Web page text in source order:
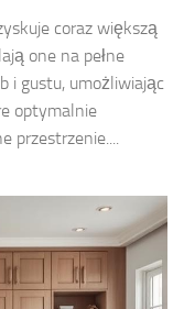
coraz większą
one na pełne
i gustu, umożliwiając
optymalnie